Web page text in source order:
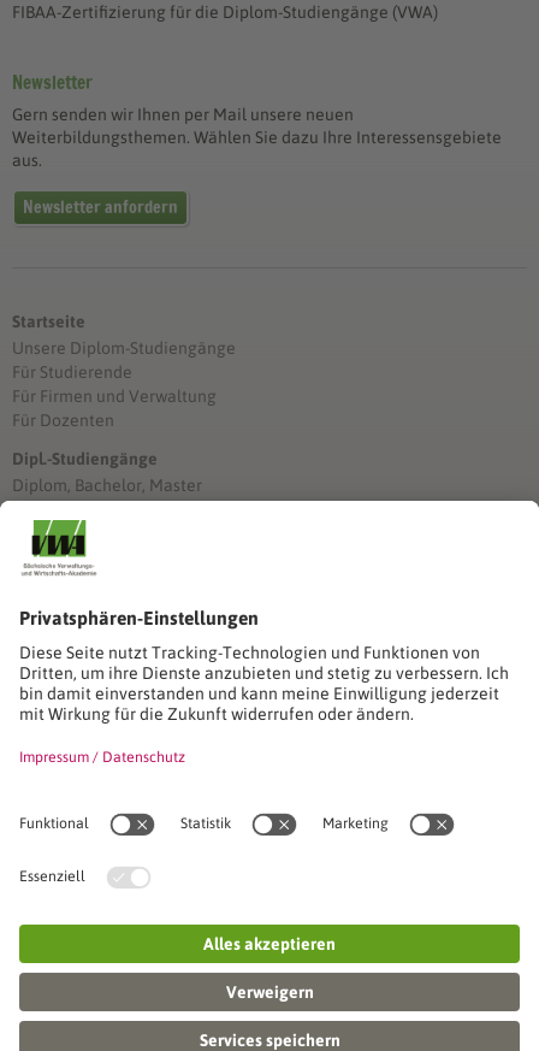
FIBAA-Zertifizierung für die Diplom-Studiengänge (VWA)
Newsletter
Gern senden wir Ihnen per Mail unsere neuen
Weiterbildungsthemen. Wählen Sie dazu Ihre Interessensgebiete
aus.
Newsletter anfordern
Startseite
Unsere Diplom-Studiengänge
Für Studierende
Für Firmen und Verwaltung
Für Dozenten
Dipl.-Studiengänge
Diplom, Bachelor, Master
Stimmen unserer Absolventinnen und Absolventen
Stimmen unserer Absolventinnen und Absolventen
Seminare
Seminardatenbank
Inhouseanfragen
Seminarreihen
VWA stellt sich vor
Unser SVWA-Team
Veranstaltungsorte und Raumanmietung